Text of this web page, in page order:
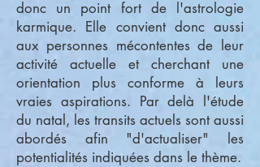
donc un point fort de l'astrologie
karmique. Elle convient donc aussi
aux personnes mécontentes de leur
activité actuelle et cherchant une
orientation plus conforme à leurs
vraies aspirations. Par delà l'étude
du natal, les transits actuels sont aussi
abordés afin "d'actualiser" les
potentialités indiquées dans le thème.